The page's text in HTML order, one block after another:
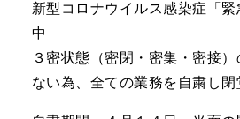
新型コロナウイルス感染症「
中
３密状態（密閉・密集・密接
ない為、全ての業務を自粛し閉